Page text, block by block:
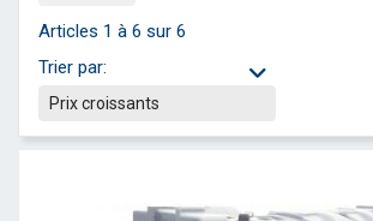
Articles 1 à 6 sur 6
Trier par: